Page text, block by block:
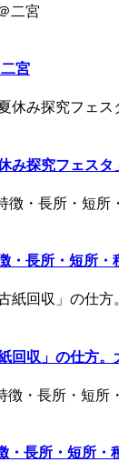
宮
み探究フェスタ
・長所・短所・
回収」の仕方
・長所・短所・